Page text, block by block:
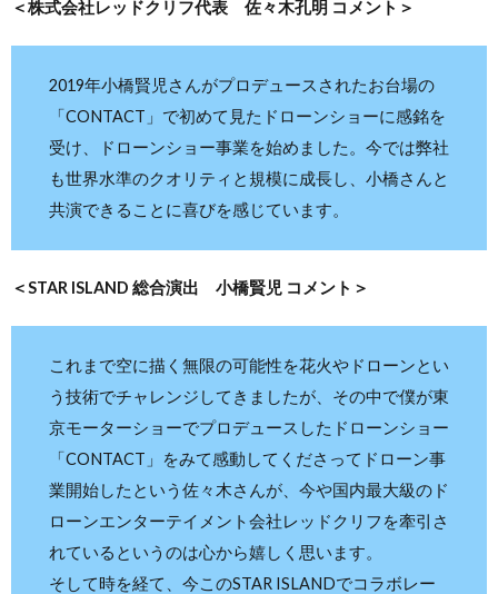
＜株式会社レッドクリフ代表 佐々木孔明 コメント＞
2019年小橋賢児さんがプロデュースされたお台場の
「CONTACT」で初めて見たドローンショーに感銘を
受け、ドローンショー事業を始めました。今では弊社
も世界水準のクオリティと規模に成⻑し、小橋さんと
共演できることに喜びを感じています。
＜STAR ISLAND 総合演出 小橋賢児 コメント＞
これまで空に描く無限の可能性を花火やドローンとい
う技術でチャレンジしてきましたが、その中で僕が東
京モーターショーでプロデュースしたドローンショー
「CONTACT」をみて感動してくださってドローン事
業開始したという佐々木さんが、今や国内最大級のド
ローンエンターテイメント会社レッドクリフを牽引さ
れているというのは心から嬉しく思います。
そして時を経て、今このSTAR ISLANDでコラボレー